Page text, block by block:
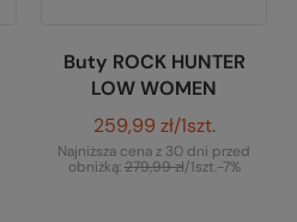
Buty ROCK HUNTER
LOW WOMEN
259,99 zł/1szt.
Najniższa cena z 30 dni przed
obniżką:279,99 zł/1szt.-7%